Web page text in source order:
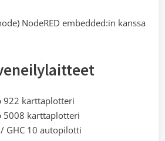
NodeRED embedded:in kanssa
922 karttaplotteri
5008 karttaplotteri
GHC 10 autopilotti